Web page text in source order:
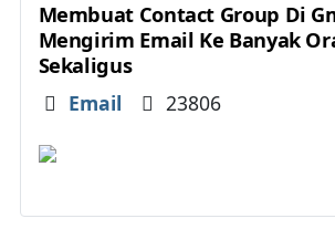
Membuat Contact Group Di
Mengirim Email Ke Banyak
Sekaligus
Details
Email 23806